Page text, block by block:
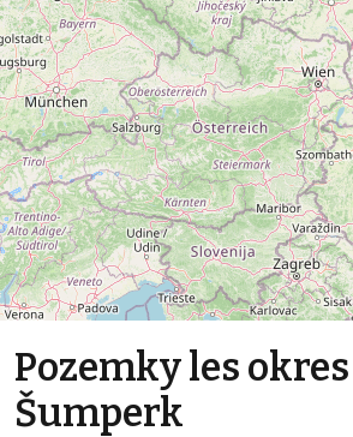
Pozemky les okres
Šumperk